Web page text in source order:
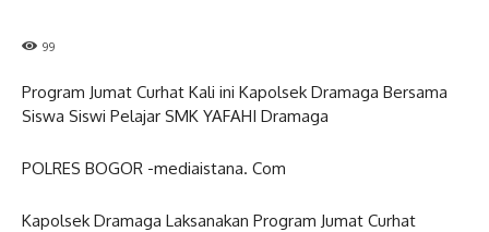
99
Program Jumat Curhat Kali ini Kapolsek Dramaga Bersama
Siswa Siswi Pelajar SMK YAFAHI Dramaga
POLRES BOGOR -mediaistana. Com
Kapolsek Dramaga Laksanakan Program Jumat Curhat